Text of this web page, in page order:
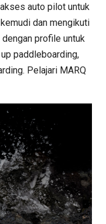
auto pilot untuk
dan mengikuti
profile untuk
paddleboarding,
Pelajari MARQ